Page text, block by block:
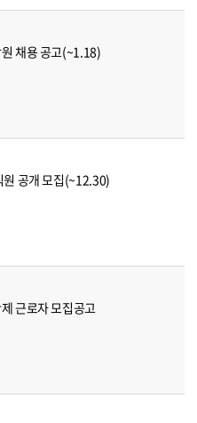
채용 공고(~1.18)
공개 모집(~12.30)
근로자 모집공고